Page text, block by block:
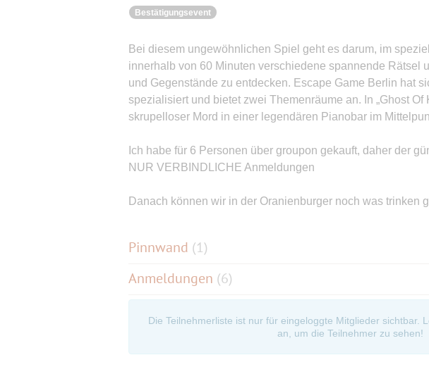
Bestätigungsevent
Bei diesem ungewöhnlichen Spiel geht es darum, im
innerhalb von 60 Minuten verschiedene spannende Rätsel
und Gegenstände zu entdecken. Escape Game Berlin hat
spezialisiert und bietet zwei Themenräume an. In „Ghost Of
skrupelloser Mord in einer legendären Pianobar im
Ich habe für 6 Personen über groupon gekauft, daher der
NUR VERBINDLICHE Anmeldungen
Danach können wir in der Oranienburger noch was trinken
Pinnwand (1)
Anmeldungen (6)
Die Teilnehmerliste ist nur für eingeloggte Mitglieder sichtbar.
an, um die Teilnehmer zu sehen!